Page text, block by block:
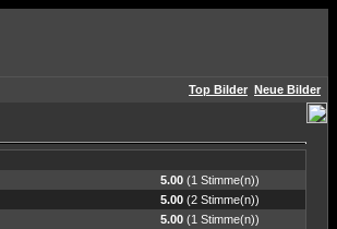
Top Bilder Neue Bilder
5.00 (1 Stimme(n))
5.00 (2 Stimme(n))
5.00 (1 Stimme(n))